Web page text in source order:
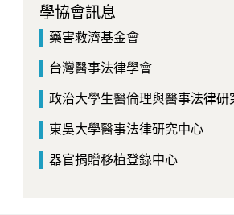
學協會訊息
藥害救濟基金會
台灣醫事法律學會
政治大學生醫倫理與醫事法律研
東吳大學醫事法律研究中心
器官捐贈移植登錄中心